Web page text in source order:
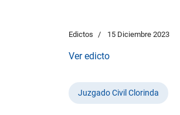
Edictos 15 Diciembre 2023
Ver edicto
Juzgado Civil Clorinda